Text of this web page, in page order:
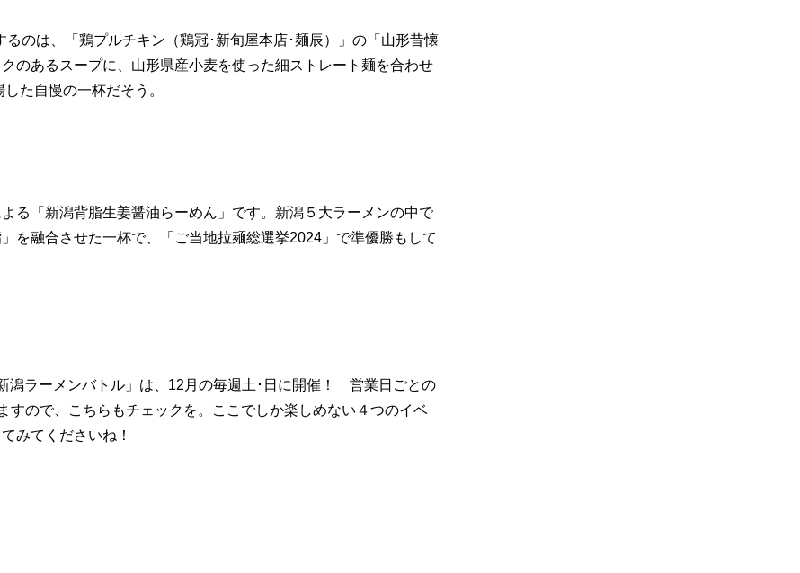
のは、「鶏プルチキン（鶏冠･新旬屋本店･麺辰）」の「山形昔懐
のあるスープに、山形県産小麦を使った細ストレート麺を合わせ
た自慢の一杯だそう。
る「新潟背脂生姜醤油らーめん」です。新潟５大ラーメンの中で
を融合させた一杯で、「ご当地拉麺総選挙2024」で準優勝もして
潟ラーメンバトル」は、12月の毎週土･日に開催！ 営業日ごとの
すので、こちらもチェックを。ここでしか楽しめない４つのイベ
みてくださいね！